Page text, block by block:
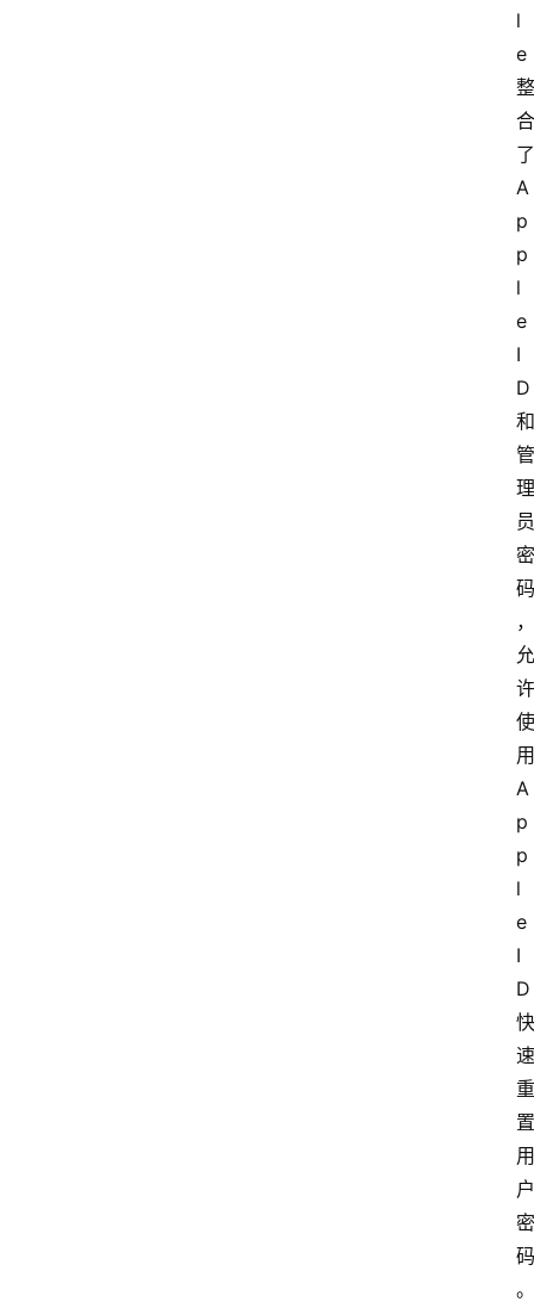
l
e
整
合
了
A
p
p
l
e
I
D
和
管
理
员
密
码
，
允
许
使
用
A
p
p
l
e
I
D
快
速
重
置
用
户
密
码
。